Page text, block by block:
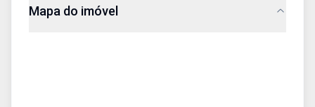
Mapa do imóvel